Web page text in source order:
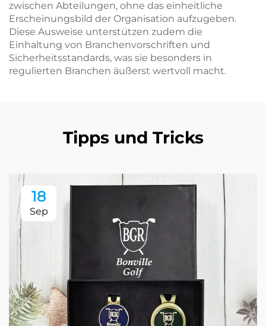
zwischen Abteilungen, ohne das einheitliche
Erscheinungsbild der Organisation aufzugeben.
Diese Ausweise unterstützen zudem die
Einhaltung von Branchenvorschriften und
Sicherheitsstandards, was sie besonders in
regulierten Branchen äußerst wertvoll macht.
Tipps und Tricks
18
Sep